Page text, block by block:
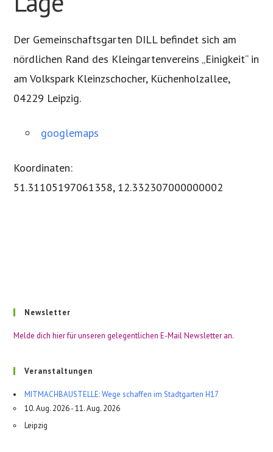
Der Gemeinschaftsgarten DILL befindet sich am
nördlichen Rand des Kleingartenvereins „Einigkeit“ in
am Volkspark Kleinzschocher, Küchenholzallee,
04229 Leipzig.
googlemaps
Koordinaten:
51.31105197061358, 12.332307000000002
Newsletter
Melde dich hier für unseren gelegentlichen E-Mail Newsletter an.
Veranstaltungen
MITMACHBAUSTELLE: Wege schaffen im Stadtgarten H17
10. Aug. 2026 - 11. Aug. 2026
Leipzig